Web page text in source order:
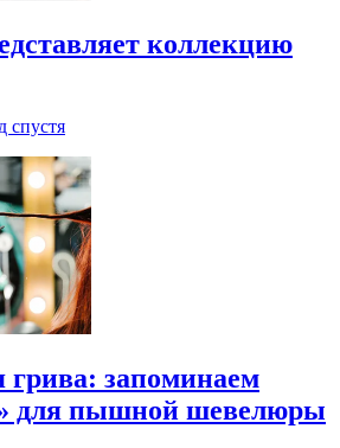
коллекцию
спустя
запоминаем
для пышной шевелюры